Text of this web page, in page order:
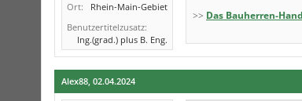
Ort:
Rhein-Main-Gebiet
Benutzertitelzusatz:
Ing.(grad.) plus B. Eng.
>> Das Bauherren-
Alex88, 02.04.2024